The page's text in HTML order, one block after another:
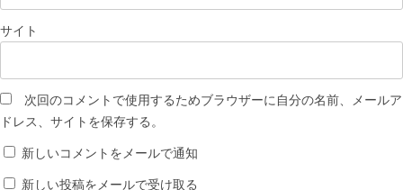
サイト
次回のコメントで使用するためブラウザーに自分の名前、メールア
ドレス、サイトを保存する。
新しいコメントをメールで通知
新しい投稿をメールで受け取る